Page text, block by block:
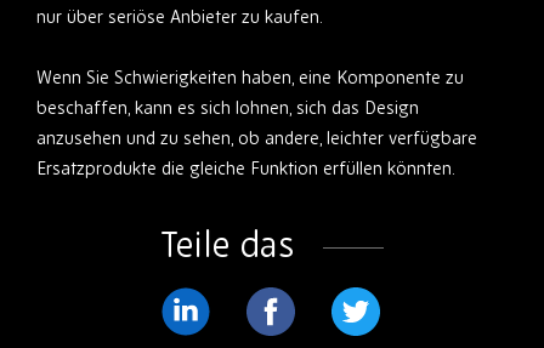
nur über seriöse Anbieter zu kaufen.
Wenn Sie Schwierigkeiten haben, eine Komponente zu
beschaffen, kann es sich lohnen, sich das Design
anzusehen und zu sehen, ob andere, leichter verfügbare
Ersatzprodukte die gleiche Funktion erfüllen könnten.
Teile das